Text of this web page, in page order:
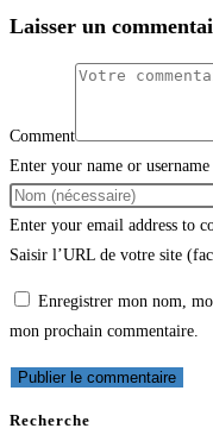
Laisser un
Comment
Enter your name or
Enter your email address to
Saisir l’URL de votre site
Enregistrer mon nom,
mon prochain commentaire.
Recherche